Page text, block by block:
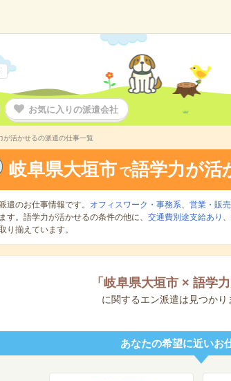
お気に入りの派遣会社
が活かせるの派遣の仕事一覧
岐阜県大垣市 で語学力が活
遣のお仕事情報です。 オフィスワーク・事務系、 営業・販
す。語学力が活かせるの条件の他に、 交通費別途支給あり 、
り揃えています。
「 岐阜県大垣市 × 語学
に関するエン派遣は見つかり
あなたの希望に近いお